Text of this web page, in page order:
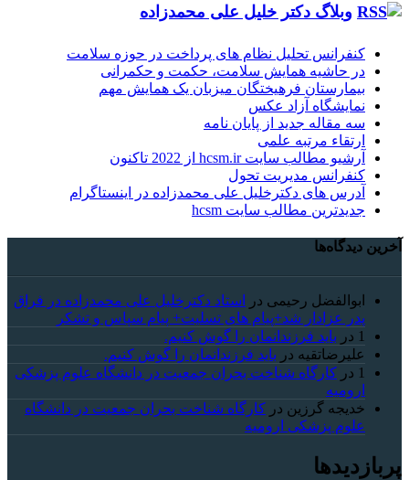
وبلاگ دکتر خلیل علی محمدزاده
کنفرانس تحلیل نظام های پرداخت در حوزه سلامت
در حاشیه همایش سلامت، حکمت و حکمرانی
بیمارستان فرهیختگان میزبان یک همایش مهم
نمایشگاه آزاد عکس
سه مقاله جدید از پایان نامه
ارتقاء مرتبه علمی
آرشیو مطالب سایت hcsm.ir از 2022 تاکنون
کنفرانس مدیریت تحول
آدرس های دکترخلیل علی محمدزاده در اینستاگرام
جدیدترین مطالب سایت hcsm
آخرین دیدگاه‌ها
ابوالفضل رحیمی در
استاد دکترخلیل علی محمدزاده در فراق
پدر عزادار شد+پیام های تسلیت+ پیام سپاس و تشکر
1 در باید فرزندانمان را گوش کنیم.
علیرضاتقیه در باید فرزندانمان را گوش کنیم.
1 در کارگاه شناخت بحران جمعیت در دانشگاه علوم پزشکی
ارومیه
خديجه گرزین در کارگاه شناخت بحران جمعیت در دانشگاه
علوم پزشکی ارومیه
پربازدیدها